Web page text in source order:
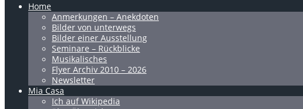
Home
Anmerkungen – Anekdoten
Bilder von unterwegs
Bilder einer Ausstellung
Seminare – Rückblicke
Musikalisches
Flyer Archiv 2010 – 2026
Newsletter
Mia Casa
Ich auf Wikipedia